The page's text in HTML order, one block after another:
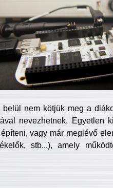
belül nem kötjük meg a
nevezhetnek.
vagy már meglévő
stb...), amely